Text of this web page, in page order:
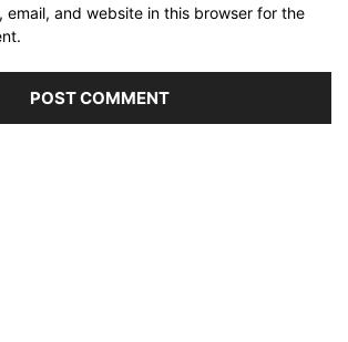
email, and website in this browser for the